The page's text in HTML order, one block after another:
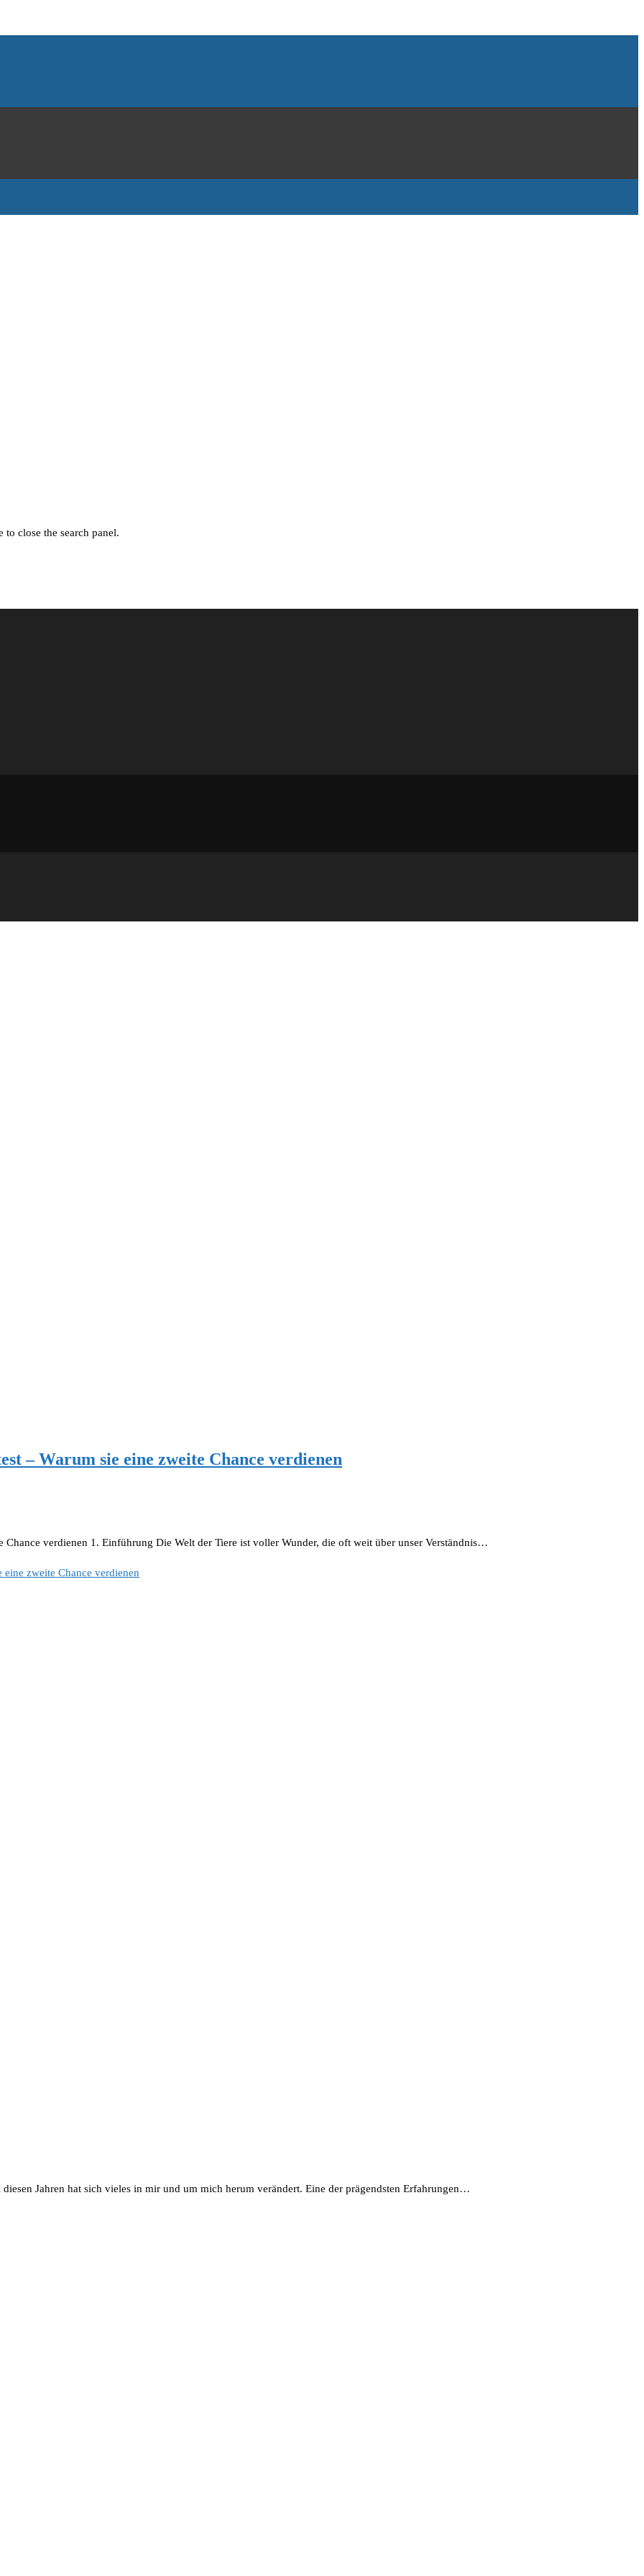
to close the search panel.
– Warum sie eine zweite Chance verdienen
verdienen 1. Einführung Die Welt der Tiere ist voller Wunder, die oft weit über unser Verständnis…
zweite Chance verdienen
Jahren hat sich vieles in mir und um mich herum verändert. Eine der prägendsten Erfahrungen…